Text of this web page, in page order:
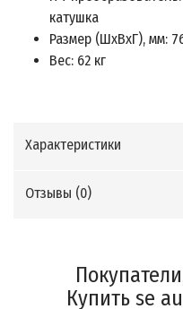
катушка
Размер (ШхВхГ), мм:
Вес: 62 кг
Характеристики
Отзывы (0)
Купить se